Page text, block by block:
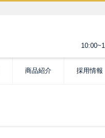
商品紹介 採用情報